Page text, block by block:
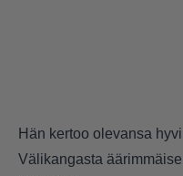
Hän kertoo olevansa
Välikangasta